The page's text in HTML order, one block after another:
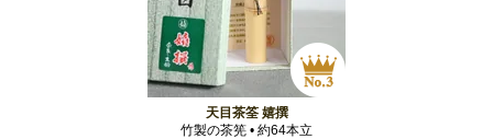
天目茶筌 嬉撰
竹製の茶筅 • 約64本立